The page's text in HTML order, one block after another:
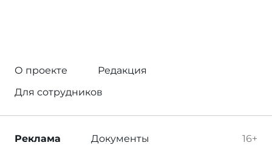
О проекте
Редакция
Для сотрудников
16+
Реклама Документы